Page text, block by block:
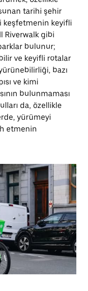
tarihi şehir
keşfetmenin keyifli
Riverwalk gibi
bulunur;
ve keyifli rotalar
bazı
ve kimi
bulunmaması
da, özellikle
yürümeyi
etmenin